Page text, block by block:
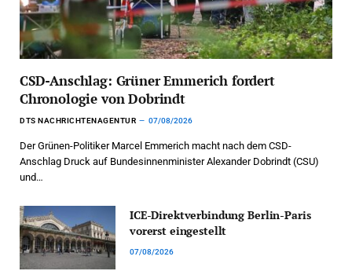
CSD-Anschlag: Grüner Emmerich fordert
Chronologie von Dobrindt
DTS NACHRICHTENAGENTUR 07/08/2026
Der Grünen-Politiker Marcel Emmerich macht nach dem CSD-
Anschlag Druck auf Bundesinnenminister Alexander Dobrindt (CSU)
und…
ICE-Direktverbindung Berlin-Paris
vorerst eingestellt
07/08/2026